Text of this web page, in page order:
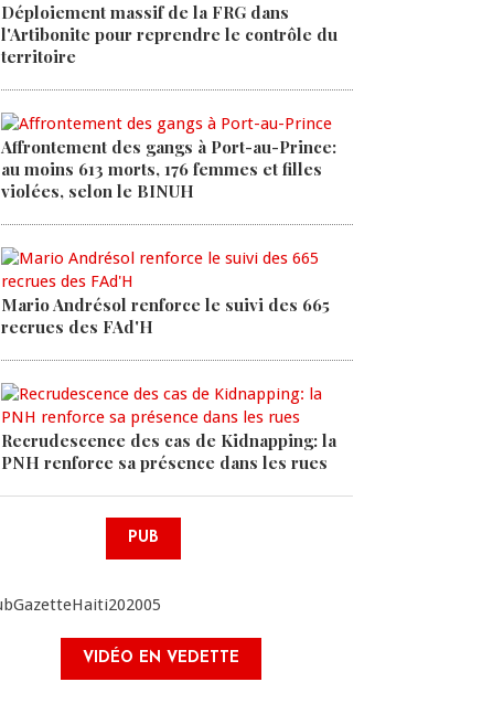
Déploiement massif de la FRG dans
l'Artibonite pour reprendre le contrôle du
territoire
Affrontement des gangs à Port-au-Prince:
au moins 613 morts, 176 femmes et filles
violées, selon le BINUH
Mario Andrésol renforce le suivi des 665
recrues des FAd'H
Recrudescence des cas de Kidnapping: la
PNH renforce sa présence dans les rues
PUB
VIDÉO EN VEDETTE